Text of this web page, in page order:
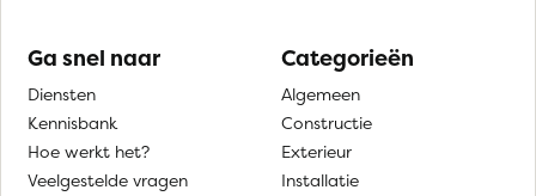
Ga snel naar
Diensten
Kennisbank
Hoe werkt het?
Veelgestelde vragen
Categorieën
Algemeen
Constructie
Exterieur
Installatie